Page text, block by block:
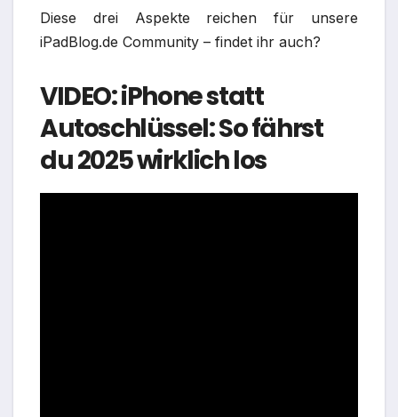
Diese drei Aspekte reichen für unsere
iPadBlog.de Community – findet ihr auch?
VIDEO: iPhone statt
Autoschlüssel: So fährst
du 2025 wirklich los